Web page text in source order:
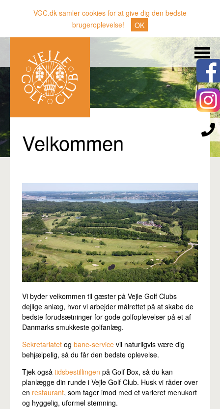
VGC.dk samler cookies for at give dig den bedste
brugeroplevelse!
OK
Nyheder
Klubben
Gæster
Erhverv
Den lille Kok
Pro
Velkommen
Vi byder velkommen til gæster på Vejle Golf Clubs
dejlige anlæg, hvor vi arbejder målrettet på at skabe de
bedste forudsætninger for gode golfoplevelser på et af
Danmarks smukkeste golfanlæg.
Sekretariatet og bane-service vil naturligvis være dig
behjælpelig, så du får den bedste oplevelse.
Tjek også tidsbestillingen på Golf Box, så du kan
planlægge din runde i Vejle Golf Club. Husk vi råder over
en restaurant, som tager imod med et varieret menukort
og hyggelig, uformel stemning.